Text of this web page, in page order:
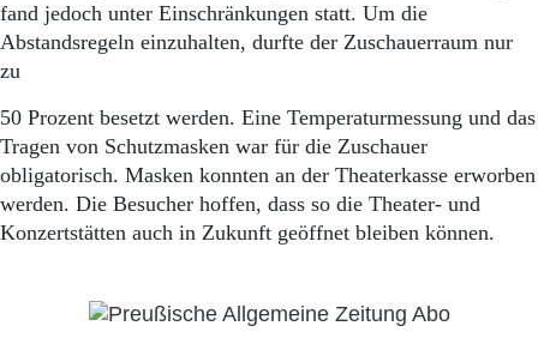
fand jedoch unter Einschränkungen statt. Um die
Abstandsregeln einzuhalten, durfte der Zuschauerraum nur
zu
50 Prozent besetzt werden. Eine Temperaturmessung und das
Tragen von Schutzmasken war für die Zuschauer
obligatorisch. Masken konnten an der Theaterkasse erworben
werden. Die Besucher hoffen, dass so die Theater- und
Konzertstätten auch in Zukunft geöffnet bleiben können.